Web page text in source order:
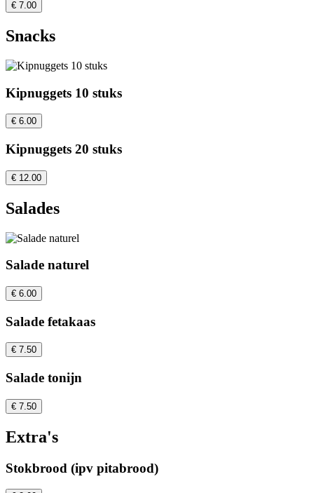
€ 7.00
Snacks
Kipnuggets 10 stuks
€ 6.00
Kipnuggets 20 stuks
€ 12.00
Salades
Salade naturel
€ 6.00
Salade fetakaas
€ 7.50
Salade tonijn
€ 7.50
Extra's
Stokbrood (ipv pitabrood)